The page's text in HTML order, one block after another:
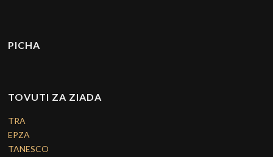
PICHA
TOVUTI ZA ZIADA
TRA
EPZA
TANESCO